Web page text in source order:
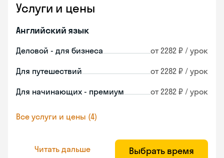
Услуги и цены
Английский язык
Деловой - для бизнеса от 2282 ₽ / урок
Для путешествий от 2282 ₽ / урок
Для начинающих - премиум от 2282 ₽ / урок
Все услуги и цены (4)
Читать дальше Выбрать время